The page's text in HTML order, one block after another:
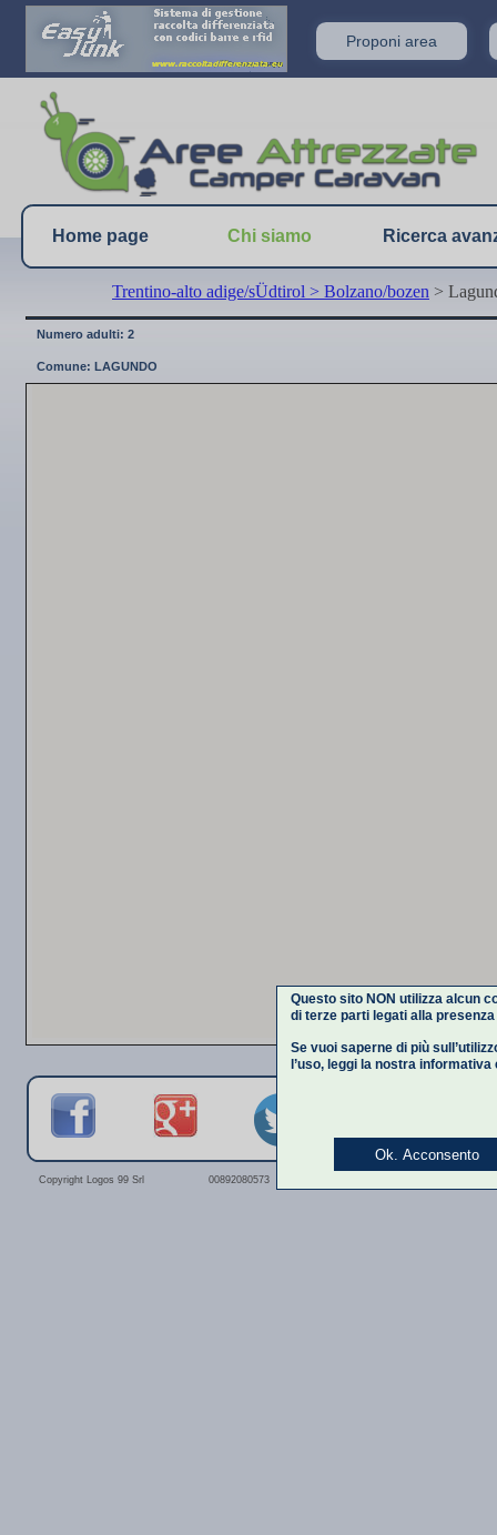
Home page Chi siamo Ricerca
Copyright Logos 99 Srl 00892080573
Numero adulti: 2
Comune: LAGUNDO
Trentino-alto adige/sÜdtirol > Bolzano/bozen >
Proponi area
Questo sito NON utilizza alcun
di terze parti legati alla
Se vuoi saperne di più
l’uso, leggi la nostra informativa
Ok. Acconsento